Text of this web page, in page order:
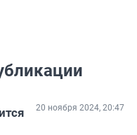
20 ноября 2024, 20:47